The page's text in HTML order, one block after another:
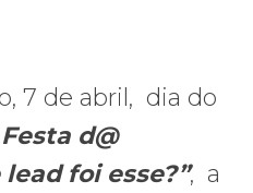
7 de abril, dia do
Festa d@
foi esse?”, a